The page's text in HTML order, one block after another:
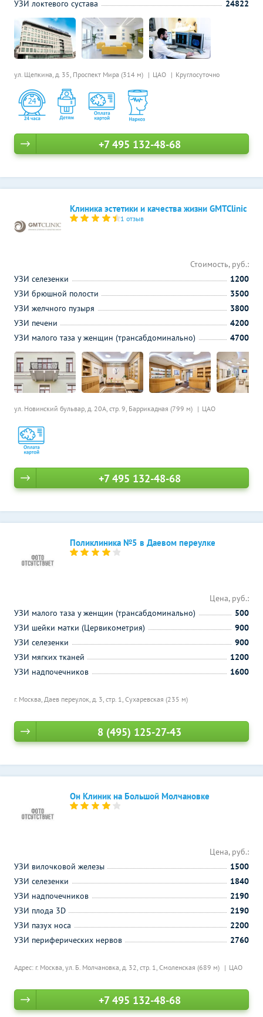
ул. Щепкина, д. 35, Проспект Мира (314 м) ЦАО Круглосуточно
УЗИ локтевого сустава 24822
+7 495 132-48-68
Клиника эстетики и качества жизни GMTClinic
1 отзыв
ул. Новинский бульвар, д. 20А, стр. 9, Баррикадная (799 м) ЦАО
Стоимость, руб.:
УЗИ селезенки
1200
УЗИ брюшной полости
3500
УЗИ желчного пузыря
3800
УЗИ печени
4200
УЗИ малого таза у женщин (трансабдоминально)
4700
+7 495 132-48-68
Поликлиника №5 в Даевом переулке
г. Москва, Даев переулок, д. 3, стр. 1, Сухаревская (235 м)
Цена, руб.:
УЗИ малого таза у женщин (трансабдоминально)
500
УЗИ шейки матки (Цервикометрия)
900
УЗИ селезенки
900
УЗИ мягких тканей
1200
УЗИ надпочечников
1600
8 (495) 125-27-43
Он Клиник на Большой Молчановке
Адрес: г. Москва, ул. Б. Молчановка, д. 32, стр. 1, Смоленская (689 м) ЦАО
Цена, руб.:
УЗИ вилочковой железы
1500
УЗИ селезенки
1840
УЗИ надпочечников
2190
УЗИ плода 3D
2190
УЗИ пазух носа
2200
УЗИ периферических нервов
2760
+7 495 132-48-68